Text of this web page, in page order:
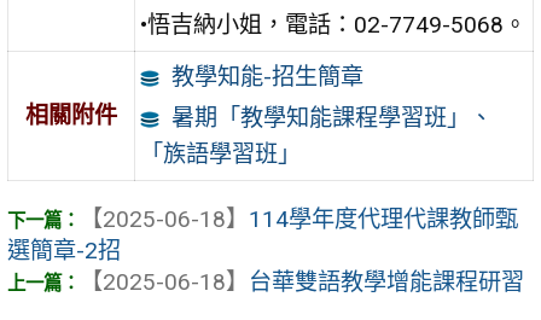
•悟吉納小姐，電話：02-7749-5068。
相關附件
教學知能-招生簡章
暑期「教學知能課程學習班」、
「族語學習班」
【2025-06-18】 114學年度代理代課教師甄
選簡章-2招
【2025-06-18】 台華雙語教學增能課程研習